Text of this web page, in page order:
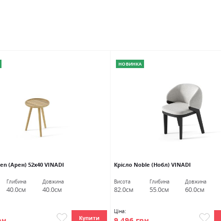
(Арен) 52х40 VINADI
Глибина
40.0см
Довжина
40.0см
Купити
НОВИНКА
Крісло Noble (Нобл) VINADI
Висота
82.0см
Глибина
55.0см
Довжина
60.0см
Ціна: